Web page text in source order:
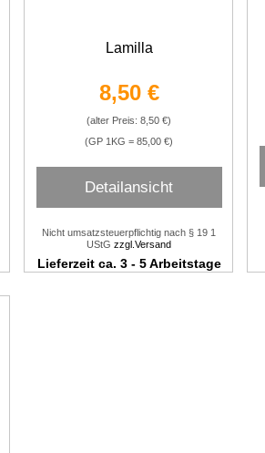
Lamilla
8,50 €
(alter Preis: 8,50 €)
(GP 1KG = 85,00 €)
Detailansicht
Nicht umsatzsteuerpflichtig nach § 19 1
UStGzzgl.Versand
Lieferzeit ca. 3 - 5 Arbeitstage